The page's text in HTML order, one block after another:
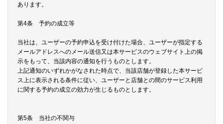
あります。
第4条 予約の成立等
当社は、ユーザーの予約申込を受け付けた場合、ユーザーが指定する
メールアドレスへのメール送信又は本サービスのウェブサイト上の掲
示をもって、当該内容の通知を行うものとします。
上記通知のいずれかがなされた時点で、当該店舗が登録した本サービ
ス上に表示される条件に従い、ユーザーと店舗との間のサービス利用
に関する予約の成立の効力が生じるものとします。
第5条 当社の不関与